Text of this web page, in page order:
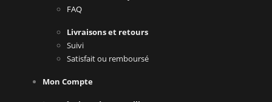
FAQ
Livraisons et retours
Suivi
Satisfait ou remboursé
Mon Compte